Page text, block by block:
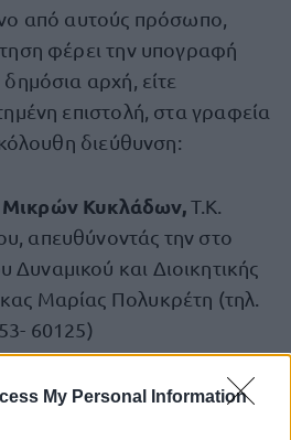
My Personal Information
από αυτούς πρόσωπο,
φέρει την υπογραφή
αρχή, είτε
επιστολή, στα γραφεία
διεύθυνση:
Μικρών Κυκλάδων,Τ.Κ.
απευθύνοντάς την στο
και Διοικητικής
Μαρίας Πολυκρέτη (τηλ.
60125)
αιτήσεων ορίζεται από την